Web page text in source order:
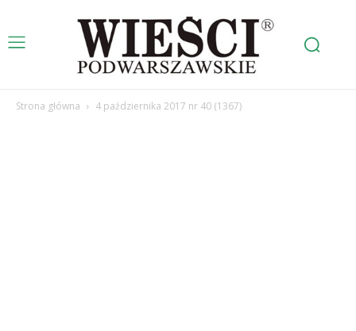
Strona główna 4 października 2017 nr 40 (1367)